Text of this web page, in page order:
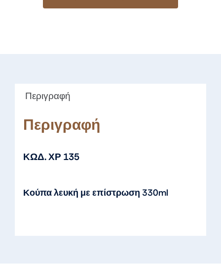
Περιγραφή
Περιγραφή
ΚΩΔ. ΧΡ 135
Κούπα λευκή με επίστρωση 330ml